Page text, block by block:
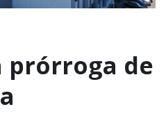
prórroga de